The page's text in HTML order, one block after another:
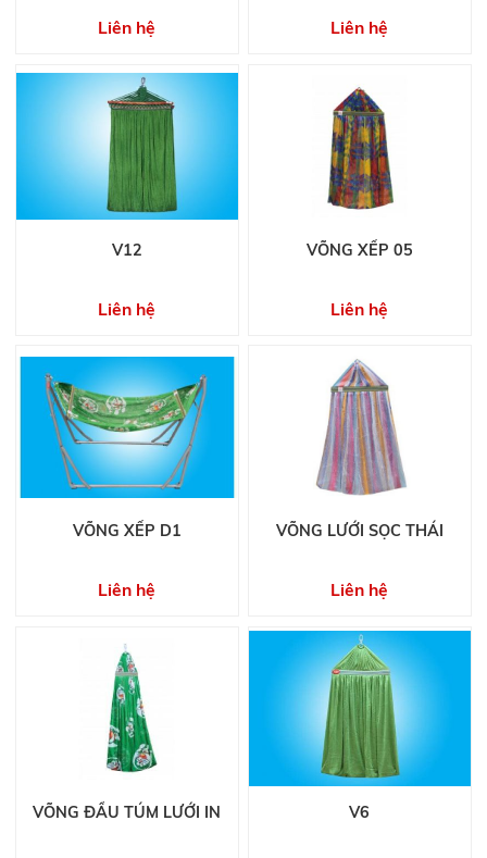
Liên hệ Liên hệ
V12
Liên hệ
VÕNG XẾP 05
Liên hệ
VÕNG XẾP D1
Liên hệ
VÕNG LƯỚI SỌC THÁI
Liên hệ
VÕNG ĐẦU TÚM LƯỚI IN V6